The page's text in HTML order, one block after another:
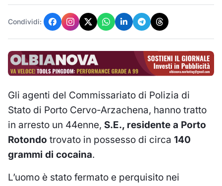
Condividi:
Gli agenti del Commissariato di Polizia di
Stato di Porto Cervo-Arzachena, hanno tratto
in arresto un 44enne, S.E., residente a Porto
Rotondo trovato in possesso di circa 140
grammi di cocaina.
L’uomo è stato fermato e perquisito nei